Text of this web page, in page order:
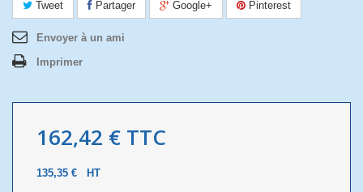
Tweet Partager Google+ Pinterest
Envoyer à un ami
Imprimer
162,42 € TTC
135,35 € HT